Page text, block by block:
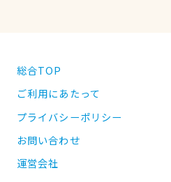
総合TOP
ご利用にあたって
プライバシーポリシー
お問い合わせ
運営会社